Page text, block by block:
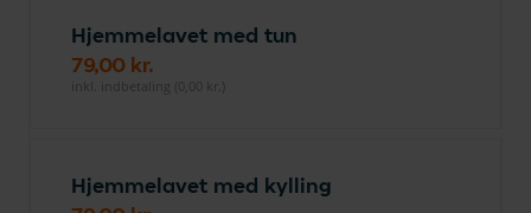
Hjemmelavet med tun
79,00 kr.
inkl. indbetaling (0,00 kr.)
Hjemmelavet med kylling